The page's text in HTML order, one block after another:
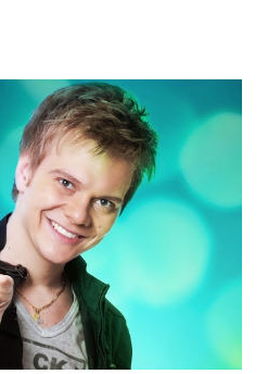
não é menos grave. Ocorre
ou não consegue descobrir, o
situação em que foi colocada ou
inconscientemente,
numa rota de colisão
o ‘seu’ destino. O que fazer?
que cada caso é um caso.
podem até...